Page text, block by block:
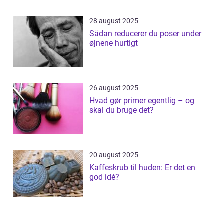
28 august 2025
Sådan reducerer du poser under
øjnene hurtigt
26 august 2025
Hvad gør primer egentlig – og
skal du bruge det?
20 august 2025
Kaffeskrub til huden: Er det en
god idé?